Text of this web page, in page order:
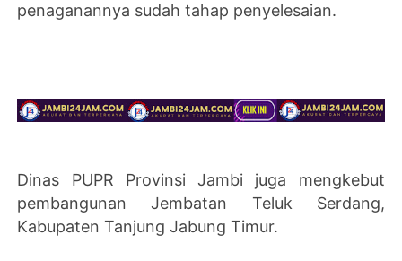
penaganannya sudah tahap penyelesaian.
Dinas PUPR Provinsi Jambi juga mengkebut
pembangunan Jembatan Teluk Serdang,
Kabupaten Tanjung Jabung Timur.